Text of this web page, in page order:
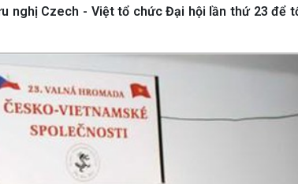
nghị Czech - Việt tổ chức Đại hội lần thứ 23 để